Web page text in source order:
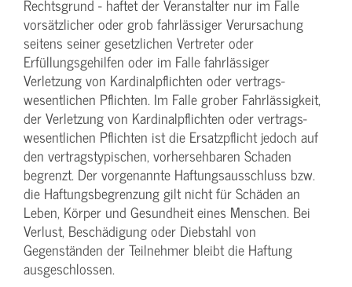
Rechtsgrund - haftet der Veranstalter nur im Falle
vorsätzlicher oder grob fahrlässiger Verursachung
seitens seiner gesetzlichen Vertreter oder
Erfüllungsgehilfen oder im Falle fahrlässiger
Verletzung von Kardinalpflichten oder vertrags­
wesentlichen Pflichten. Im Falle grober Fahrlässigkeit,
der Verletzung von Kardinalpflichten oder vertrags­
wesentlichen Pflichten ist die Ersatzpflicht jedoch auf
den vertragstypischen, vorhersehbaren Schaden
begrenzt. Der vorgenannte Haftungs­ausschluss bzw.
die Haftungs­begrenzung gilt nicht für Schäden an
Leben, Körper und Gesundheit eines Menschen. Bei
Verlust, Beschädigung oder Diebstahl von
Gegenständen der Teilnehmer bleibt die Haftung
ausgeschlossen.